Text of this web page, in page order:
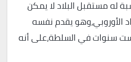
له مستقبل البلاد لا يمكن
الأوروبي،وهو يقدم نفسه
ست سنوات في السلطة،على أنه